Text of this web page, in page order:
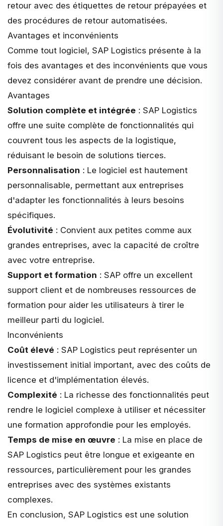
retour avec des étiquettes de retour prépayées et
des procédures de retour automatisées.
Avantages et inconvénients
Comme tout logiciel, SAP Logistics présente à la
fois des avantages et des inconvénients que vous
devez considérer avant de prendre une décision.
Avantages
Solution complète et intégrée : SAP Logistics
offre une suite complète de fonctionnalités qui
couvrent tous les aspects de la logistique,
réduisant le besoin de solutions tierces.
Personnalisation : Le logiciel est hautement
personnalisable, permettant aux entreprises
d'adapter les fonctionnalités à leurs besoins
spécifiques.
Évolutivité : Convient aux petites comme aux
grandes entreprises, avec la capacité de croître
avec votre entreprise.
Support et formation : SAP offre un excellent
support client et de nombreuses ressources de
formation pour aider les utilisateurs à tirer le
meilleur parti du logiciel.
Inconvénients
Coût élevé : SAP Logistics peut représenter un
investissement initial important, avec des coûts de
licence et d'implémentation élevés.
Complexité : La richesse des fonctionnalités peut
rendre le logiciel complexe à utiliser et nécessiter
une formation approfondie pour les employés.
Temps de mise en œuvre : La mise en place de
SAP Logistics peut être longue et exigeante en
ressources, particulièrement pour les grandes
entreprises avec des systèmes existants
complexes.
En conclusion, SAP Logistics est une solution